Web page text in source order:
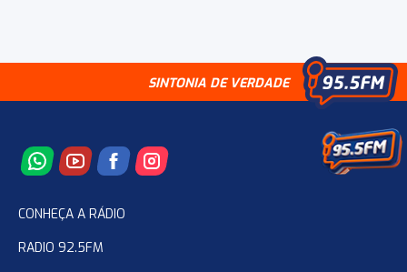
SINTONIA DE VERDADE
CONHEÇA A RÁDIO
RADIO 92.5FM